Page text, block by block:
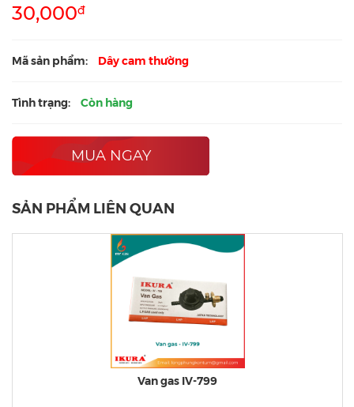
30,000đ
Mã sản phẩm: Dây cam thường
Tình trạng: Còn hàng
MUA NGAY
SẢN PHẨM LIÊN QUAN
Van gas IV-799